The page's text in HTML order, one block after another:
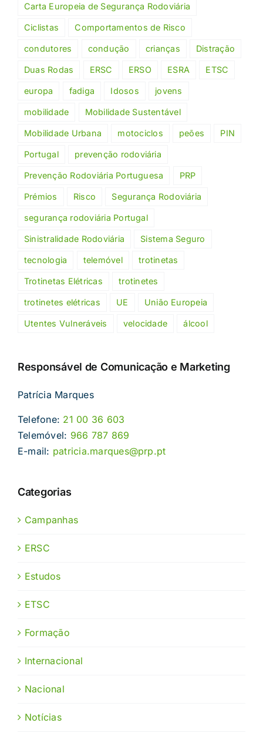
Carta Europeia de Segurança Rodoviária
Ciclistas Comportamentos de Risco
condutores condução crianças Distração
Duas Rodas ERSC ERSO ESRA ETSC
europa fadiga Idosos jovens
mobilidade Mobilidade Sustentável
Mobilidade Urbana motociclos peões PIN
Portugal prevenção rodoviária
Prevenção Rodoviária Portuguesa PRP
Prémios Risco Segurança Rodoviária
segurança rodoviária Portugal
Sinistralidade Rodoviária Sistema Seguro
tecnologia telemóvel trotinetas
Trotinetas Elétricas trotinetes
trotinetes elétricas UE União Europeia
Utentes Vulneráveis velocidade álcool
Responsável de Comunicação e Marketing
Patrícia Marques
Telefone: 21 00 36 603
Telemóvel: 966 787 869
E-mail: patricia.marques@prp.pt
Categorias
Campanhas
ERSC
Estudos
ETSC
Formação
Internacional
Nacional
Notícias